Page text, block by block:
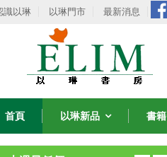
識以琳 以琳門市 最新消息
首頁 以琳新品 書籍